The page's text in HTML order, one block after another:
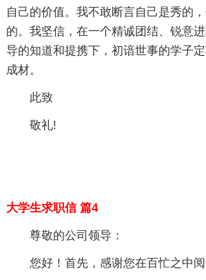
自己的价值。我不敢断言自己是秀的
的。我坚信，在一个精诚团结、锐意
导的知道和提携下，初谙世事的学子
成材。
此致
敬礼!
大学生求职信 篇4
尊敬的公司领导：
您好！首先，感谢您在百忙之中阅